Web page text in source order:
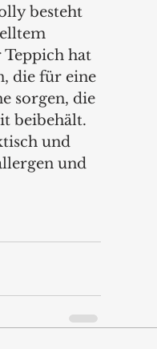
besteht
Teppich hat
die für eine
sorgen, die
beibehält.
und
und